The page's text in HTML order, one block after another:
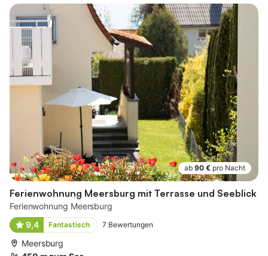
ab 90 € pro Nacht
Ferienwohnung Meersburg mit Terrasse und Seeblick
Ferienwohnung Meersburg
9,4
Fantastisch 7 Bewertungen
Meersburg